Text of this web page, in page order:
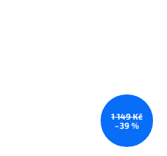
1 149 Kč
–39 %